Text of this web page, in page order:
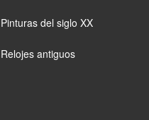
Pinturas del siglo XX
Relojes antiguos